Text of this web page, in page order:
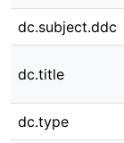
dc.subject.ddc
dc.title
dc.type